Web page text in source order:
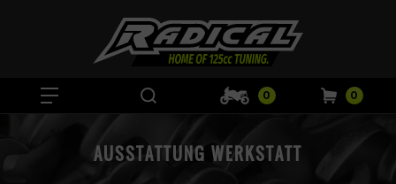
0 0
AUSSTATTUNG WERKSTATT